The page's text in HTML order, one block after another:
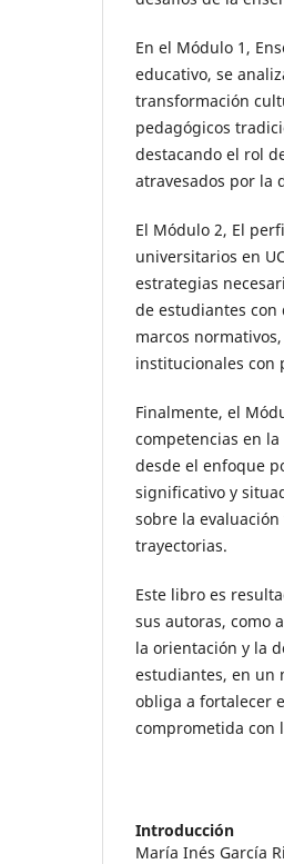
En el Módulo 1,
educativo, se
transformación
pedagógicos
destacando el rol
atravesados por la
El Módulo 2, El
universitarios en
estrategias
de estudiantes con
marcos
institucionales con
Finalmente, el
competencias en
desde el enfoque
significativo y
sobre la
trayectorias.
Este libro es
sus autoras, como
la orientación y la
estudiantes, en un
obliga a fortalecer
comprometida con
Introducción
María Inés García